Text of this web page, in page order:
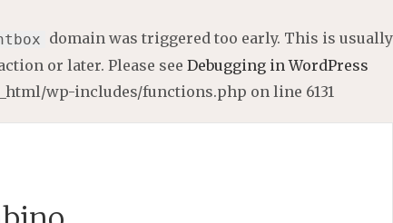
domain was triggered too early. This is usually
or later. Please see Debugging in WordPress
wp-includes/functions.php on line 6131